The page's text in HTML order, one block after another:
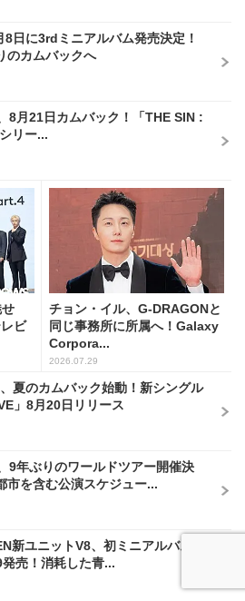
8日に3rdミニアルバム発売決定！
のカムバックへ
8月21日カムバック！「THE SIN :
リー...
ビ
チョン・イル、G-DRAGONと
同じ事務所に所属へ！Galaxy
Corpora...
2026.07.29
夏のカムバック始動！新シングル
」8月20日リリース
9年ぶりのワールドツアー開催決
市を含む公演スケジュー...
新ユニットV8、初ミニアルバム
発売！消耗した青...